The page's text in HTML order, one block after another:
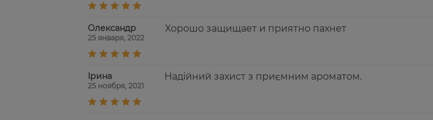
Олександр
25 января, 2022
Хорошо защищает и приятно пахнет
Ірина
25 ноября, 2021
Надійний захист з приємним ароматом.